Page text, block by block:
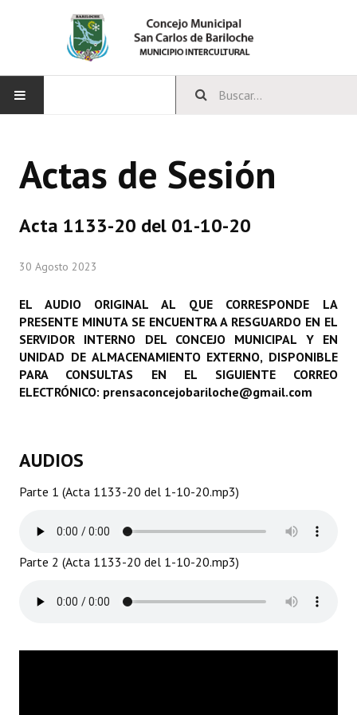
CONCEJO
Comisiones Permanentes
Comisiones Especiales
Concejales Mandato Cumplido
Programas
Organigrama
Actas de Sesión
Acta 1133-20 del 01-10-20
30 Agosto 2023
EL AUDIO ORIGINAL AL QUE CORRESPONDE LA
PRESENTE MINUTA SE ENCUENTRA A RESGUARDO EN EL
SERVIDOR INTERNO DEL CONCEJO MUNICIPAL Y EN
UNIDAD DE ALMACENAMIENTO EXTERNO, DISPONIBLE
PARA CONSULTAS EN EL SIGUIENTE CORREO
ELECTRÓNICO: prensaconcejobariloche@gmail.com
AUDIOS
Parte 1 (Acta 1133-20 del 1-10-20.mp3)
Parte 2 (Acta 1133-20 del 1-10-20.mp3)